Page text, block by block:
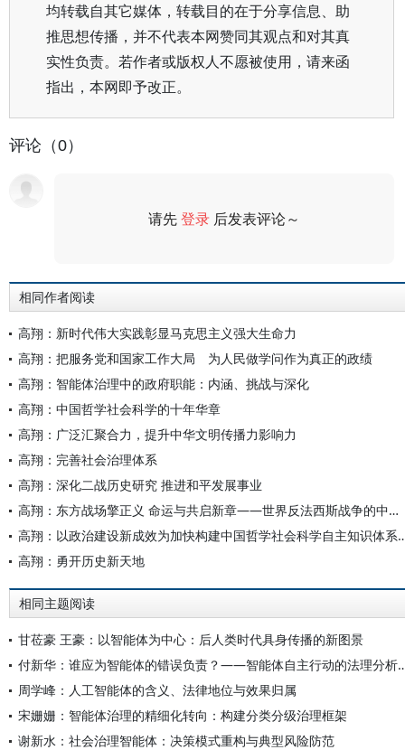
均转载自其它媒体，转载目的在于分享信息、助
推思想传播，并不代表本网赞同其观点和对其真
实性负责。若作者或版权人不愿被使用，请来函
指出，本网即予改正。
评论（0）
请先登录 后发表评论～
相同作者阅读
高翔：新时代伟大实践彰显马克思主义强大生命力
高翔：把服务党和国家工作大局 为人民做学问作为真正的政绩
高翔：智能体治理中的政府职能：内涵、挑战与深化
高翔：中国哲学社会科学的十年华章
高翔：广泛汇聚合力，提升中华文明传播力影响力
高翔：完善社会治理体系
高翔：深化二战历史研究 推进和平发展事业
高翔：东方战场擎正义 命运与共启新章——世界反法西斯战争的中国贡献及其时代意义
高翔：以政治建设新成效为加快
高翔：勇开历史新天地
相同主题阅读
甘莅豪 王豪：以智能体为中心：后人类时代具身传播的新图景
付新华：谁应为智能体的错误
周学峰：人工智能体的含义、法律地位与效果归属
宋姗姗：智能体治理的精细化转向：构建分类分级治理框架
谢新水：社会治理智能体：决策模式重构与典型风险防范